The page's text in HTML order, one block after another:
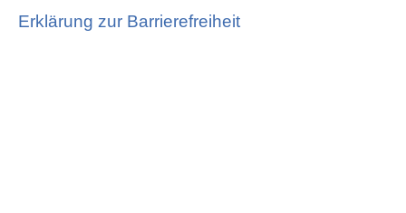
Erklärung zur Barrierefreiheit